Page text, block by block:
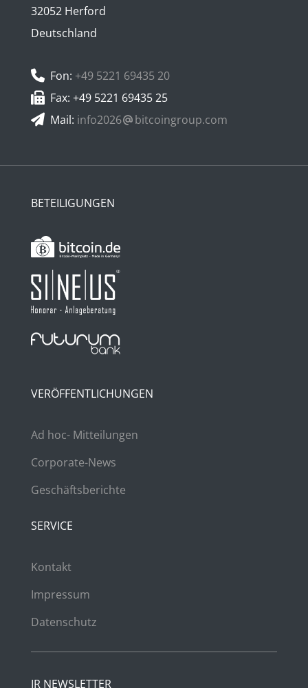
32052 Herford
Deutschland
Fon: +49 5221 69435 20
Fax: +49 5221 69435 25
Mail: info2026 bitcoingroup.com
BETEILIGUNGEN
VERÖFFENTLICHUNGEN
Ad hoc- Mitteilungen
Corporate-News
Geschäftsberichte
SERVICE
Kontakt
Impressum
Datenschutz
IR NEWSLETTER